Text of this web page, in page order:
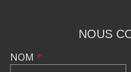
NOUS
NOM *